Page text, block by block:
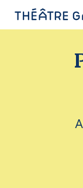
INFOS
AVEC
LES